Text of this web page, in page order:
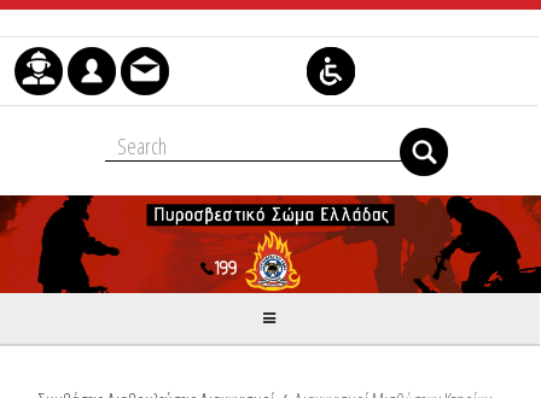
Μετάβαση στο περιεχόμενο